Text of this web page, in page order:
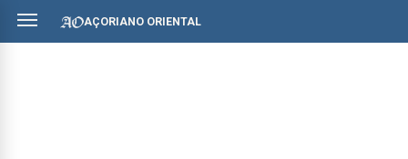
AÇORIANO ORIENTAL